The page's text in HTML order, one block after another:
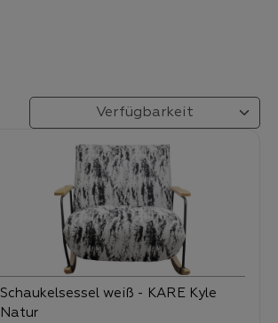
Schaukelsessel weiß - KARE Kyle
Natur